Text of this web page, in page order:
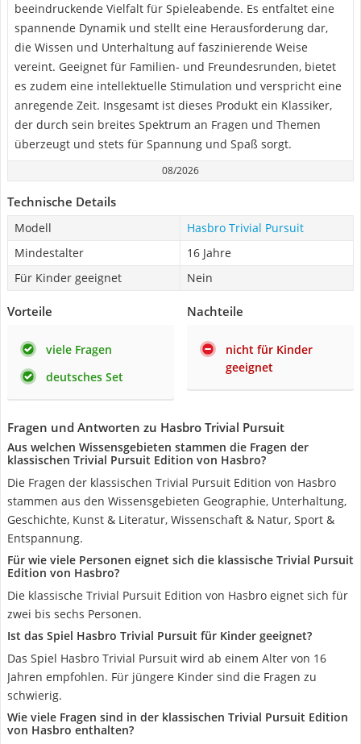
beeindruckende Vielfalt für Spieleabende. Es entfaltet eine
spannende Dynamik und stellt eine Herausforderung dar,
die Wissen und Unterhaltung auf faszinierende Weise
vereint. Geeignet für Familien- und Freundesrunden, bietet
es zudem eine intellektuelle Stimulation und verspricht eine
anregende Zeit. Insgesamt ist dieses Produkt ein Klassiker,
der durch sein breites Spektrum an Fragen und Themen
überzeugt und stets für Spannung und Spaß sorgt.
08/2026
Technische Details
Modell
Hasbro Trivial Pursuit
Mindestalter
16 Jahre
Für Kinder geeignet
Nein
Vorteile
viele Fragen
deutsches Set
Nachteile
nicht für Kinder
geeignet
Fragen und Antworten zu Hasbro Trivial Pursuit
Aus welchen Wissensgebieten stammen die Fragen der
klassischen Trivial Pursuit Edition von Hasbro?
Die Fragen der klassischen Trivial Pursuit Edition von Hasbro
stammen aus den Wissensgebieten Geographie, Unterhaltung,
Geschichte, Kunst & Literatur, Wissenschaft & Natur, Sport &
Entspannung.
Für wie viele Personen eignet sich die klassische Trivial Pursuit
Edition von Hasbro?
Die klassische Trivial Pursuit Edition von Hasbro eignet sich für
zwei bis sechs Personen.
Ist das Spiel Hasbro Trivial Pursuit für Kinder geeignet?
Das Spiel Hasbro Trivial Pursuit wird ab einem Alter von 16
Jahren empfohlen. Für jüngere Kinder sind die Fragen zu
schwierig.
Wie viele Fragen sind in der klassischen Trivial Pursuit Edition
von Hasbro enthalten?